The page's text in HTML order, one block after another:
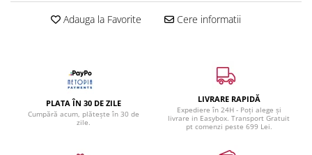
Adauga la Favorite Cere informatii
PLATA ÎN 30 DE ZILE
Cumpără acum, plătește în 30 de
zile.
LIVRARE RAPIDĂ
Expediere în 24H - Poți alege și
livrare in Easybox. Transport Gratuit
pt comenzi peste 699 Lei.